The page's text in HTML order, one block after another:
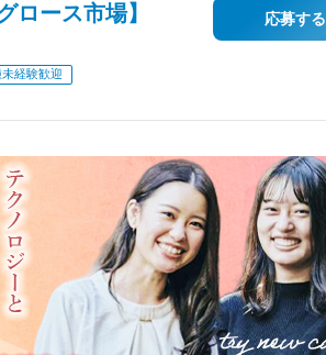
ース市場】
経験歓迎
応募する